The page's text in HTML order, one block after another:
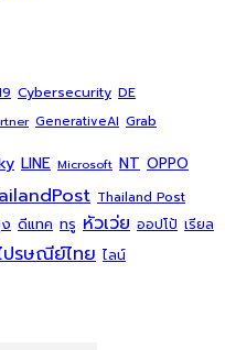
Cybersecurity DE
GenerativeAI Grab
LINE Microsoft NT OPPO
Thailand Post
ดีแทค ทรู หัวเว่ย ออปโป้ เรียล
ปรษณีย์ไทย ไลน์